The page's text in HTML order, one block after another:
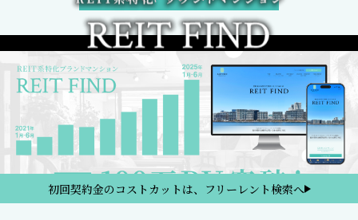
初回契約金のコストカットは、フリーレント検索へ